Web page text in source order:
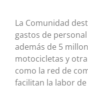
La Comunidad
gastos de
además de 5
motocicletas y
como la red de
facilitan la labor